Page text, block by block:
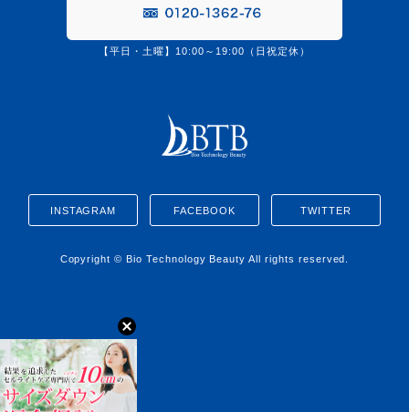
【平日・土曜】10:00～19:00（日祝定休）
INSTAGRAM FACEBOOK TWITTER
Copyright © Bio Technology Beauty All rights reserved.